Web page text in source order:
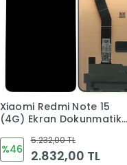
Xiaomi Redmi Note 15
(4G) Ekran Dokunmatik
%46
5.232,00 TL
2.832,00 TL